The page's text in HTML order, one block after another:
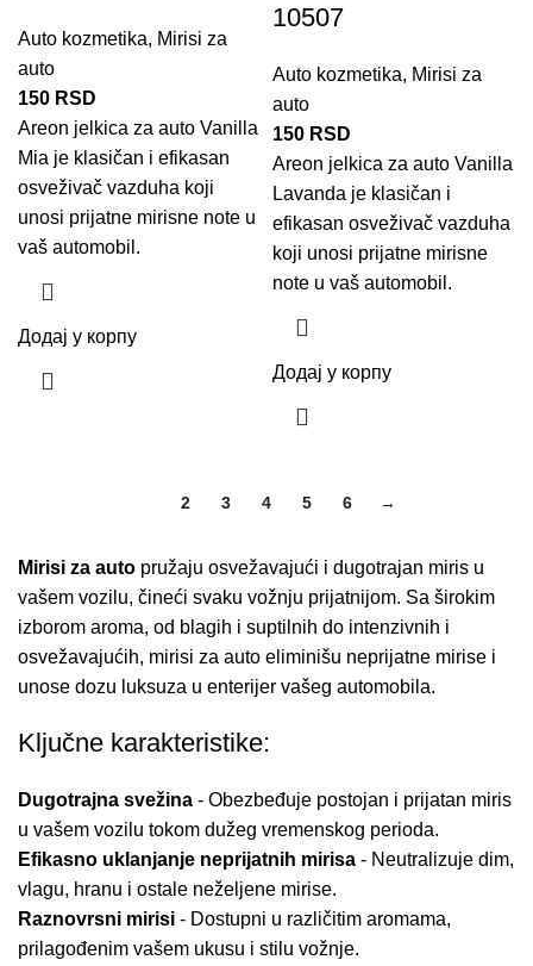
Auto kozmetika, Mirisi za
auto
150 RSD
Areon jelkica za auto Vanilla
Mia je klasičan i efikasan
osveživač vazduha koji
unosi prijatne mirisne note u
vaš automobil.
Додај у корпу
10507
Auto kozmetika, Mirisi za
auto
150 RSD
Areon jelkica za auto Vanilla
Lavanda je klasičan i
efikasan osveživač vazduha
koji unosi prijatne mirisne
note u vaš automobil.
Додај у корпу
2 3 4 5 6 →
Mirisi za auto pružaju osvežavajući i dugotrajan miris u
vašem vozilu, čineći svaku vožnju prijatnijom. Sa širokim
izborom aroma, od blagih i suptilnih do intenzivnih i
osvežavajućih, mirisi za auto eliminišu neprijatne mirise i
unose dozu luksuza u enterijer vašeg automobila.
Ključne karakteristike:
Dugotrajna svežina - Obezbeđuje postojan i prijatan miris
u vašem vozilu tokom dužeg vremenskog perioda.
Efikasno uklanjanje neprijatnih mirisa - Neutralizuje dim,
vlagu, hranu i ostale neželjene mirise.
Raznovrsni mirisi - Dostupni u različitim aromama,
prilagođenim vašem ukusu i stilu vožnje.